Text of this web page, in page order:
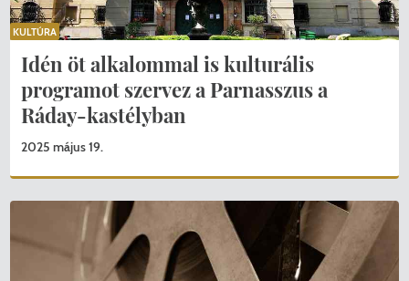
Idén öt alkalommal is kulturális
programot szervez a Parnasszus a
Ráday-kastélyban
2025 május 19.
KULTÚRA